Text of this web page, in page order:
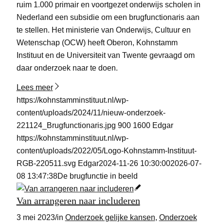
ruim 1.000 primair en voortgezet onderwijs scholen in
Nederland een subsidie om een brugfunctionaris aan
te stellen. Het ministerie van Onderwijs, Cultuur en
Wetenschap (OCW) heeft Oberon, Kohnstamm
Instituut en de Universiteit van Twente gevraagd om
daar onderzoek naar te doen.
Lees meer
https://kohnstamminstituut.nl/wp-
content/uploads/2024/11/nieuw-onderzoek-
221124_Brugfunctionaris.jpg 900 1600 Edgar
https://kohnstamminstituut.nl/wp-
content/uploads/2022/05/Logo-Kohnstamm-Instituut-
RGB-220511.svg Edgar2024-11-26 10:30:002026-07-
08 13:47:38De brugfunctie in beeld
Van arrangeren naar includeren
3 mei 2023/in Onderzoek gelijke kansen, Onderzoek